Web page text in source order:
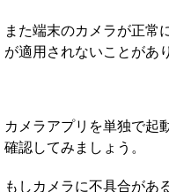
また端末のカメラが正常
が適用されないことがあ
カメラアプリを単独で起
確認してみましょう。
もしカメラに不具合があ